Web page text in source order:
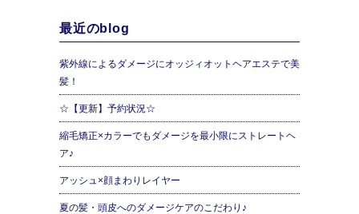
最近のblog
紫外線によるダメージにオッジィオットヘアエステで美
髪！
☆【更新】予約状況☆
縮毛矯正×カラーでもダメージを最小限にストレートヘ
ア♪
アッシュ×顔まわりレイヤー
夏の髪・頭皮へのダメージケアのこだわり♪